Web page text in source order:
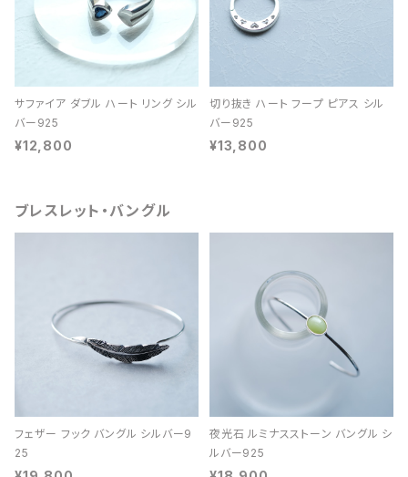
サファイア ダブル ハート リング シル
バー925
¥12,800
切り抜き ハート フープ ピアス シル
バー925
¥13,800
ブレスレット・バングル
フェザー フック バングル シルバー9
25
夜光石 ルミナスストーン バングル シ
ルバー925